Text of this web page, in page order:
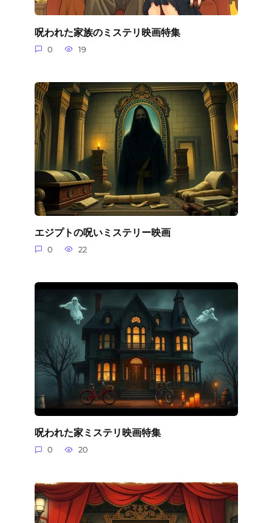
呪われた家族のミステリ映画特集
0 19
エジプトの呪いミステリー映画
0 22
呪われた家ミステリ映画特集
0 20